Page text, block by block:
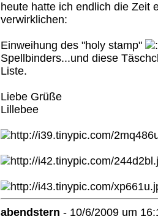
heute hatte ich endlich die Zeit
verwirklichen:
Einweihung des "holy stamp"
Spellbinders...und diese
Liste.
Liebe Grüße
Lillebee
abendstern - 10/6/2009 um